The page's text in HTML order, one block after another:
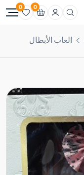
0
0
العاب الأبطال